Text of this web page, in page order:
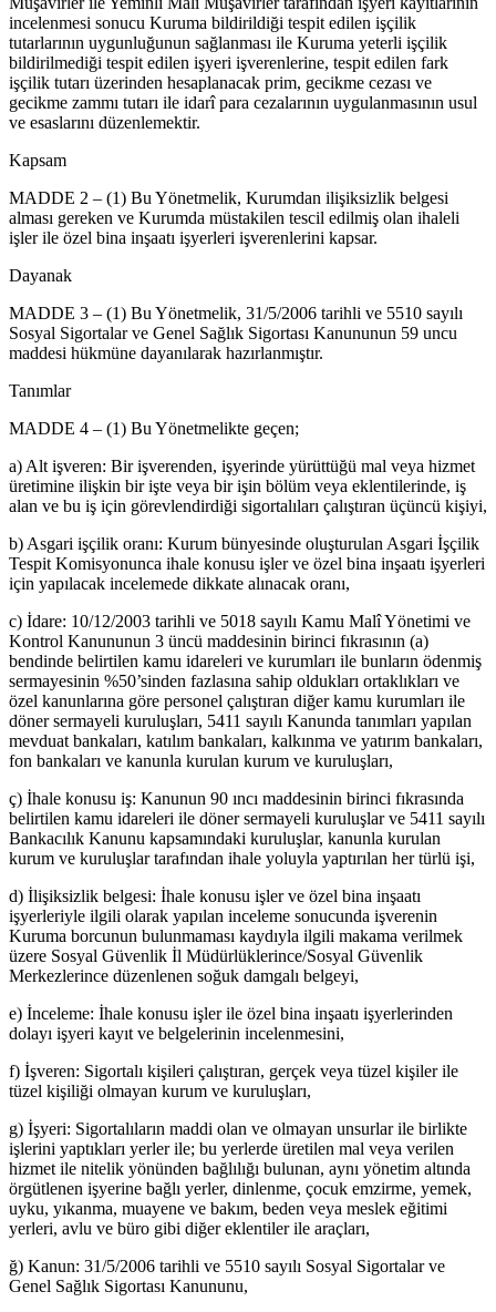
incelenmesi sonucu Kuruma bildirildiği tespit edilen işçilik
tutarlarının uygunluğunun sağlanması ile Kuruma yeterli işçilik
bildirilmediği tespit edilen işyeri işverenlerine, tespit edilen fark
işçilik tutarı üzerinden hesaplanacak prim, gecikme cezası ve
gecikme zammı tutarı ile idarî para cezalarının uygulanmasının usul
ve esaslarını düzenlemektir.
Kapsam
MADDE 2 – (1) Bu Yönetmelik, Kurumdan ilişiksizlik belgesi
alması gereken ve Kurumda müstakilen tescil edilmiş olan ihaleli
işler ile özel bina inşaatı işyerleri işverenlerini kapsar.
Dayanak
MADDE 3 – (1) Bu Yönetmelik, 31/5/2006 tarihli ve 5510 sayılı
Sosyal Sigortalar ve Genel Sağlık Sigortası Kanununun 59 uncu
maddesi hükmüne dayanılarak hazırlanmıştır.
Tanımlar
MADDE 4 – (1) Bu Yönetmelikte geçen;
a) Alt işveren: Bir işverenden, işyerinde yürüttüğü mal veya hizmet
üretimine ilişkin bir işte veya bir işin bölüm veya eklentilerinde, iş
alan ve bu iş için görevlendirdiği sigortalıları çalıştıran üçüncü kişiyi,
b) Asgari işçilik oranı: Kurum bünyesinde oluşturulan Asgari İşçilik
Tespit Komisyonunca ihale konusu işler ve özel bina inşaatı işyerleri
için yapılacak incelemede dikkate alınacak oranı,
c) İdare: 10/12/2003 tarihli ve 5018 sayılı Kamu Malî Yönetimi ve
Kontrol Kanununun 3 üncü maddesinin birinci fıkrasının (a)
bendinde belirtilen kamu idareleri ve kurumları ile bunların ödenmiş
sermayesinin %50’sinden fazlasına sahip oldukları ortaklıkları ve
özel kanunlarına göre personel çalıştıran diğer kamu kurumları ile
döner sermayeli kuruluşları, 5411 sayılı Kanunda tanımları yapılan
mevduat bankaları, katılım bankaları, kalkınma ve yatırım bankaları,
fon bankaları ve kanunla kurulan kurum ve kuruluşları,
ç) İhale konusu iş: Kanunun 90 ıncı maddesinin birinci fıkrasında
belirtilen kamu idareleri ile döner sermayeli kuruluşlar ve 5411 sayılı
Bankacılık Kanunu kapsamındaki kuruluşlar, kanunla kurulan
kurum ve kuruluşlar tarafından ihale yoluyla yaptırılan her türlü işi,
d) İlişiksizlik belgesi: İhale konusu işler ve özel bina inşaatı
işyerleriyle ilgili olarak yapılan inceleme sonucunda işverenin
Kuruma borcunun bulunmaması kaydıyla ilgili makama verilmek
üzere Sosyal Güvenlik İl Müdürlüklerince/Sosyal Güvenlik
Merkezlerince düzenlenen soğuk damgalı belgeyi,
e) İnceleme: İhale konusu işler ile özel bina inşaatı işyerlerinden
dolayı işyeri kayıt ve belgelerinin incelenmesini,
f) İşveren: Sigortalı kişileri çalıştıran, gerçek veya tüzel kişiler ile
tüzel kişiliği olmayan kurum ve kuruluşları,
g) İşyeri: Sigortalıların maddi olan ve olmayan unsurlar ile birlikte
işlerini yaptıkları yerler ile; bu yerlerde üretilen mal veya verilen
hizmet ile nitelik yönünden bağlılığı bulunan, aynı yönetim altında
örgütlenen işyerine bağlı yerler, dinlenme, çocuk emzirme, yemek,
uyku, yıkanma, muayene ve bakım, beden veya meslek eğitimi
yerleri, avlu ve büro gibi diğer eklentiler ile araçları,
ğ) Kanun: 31/5/2006 tarihli ve 5510 sayılı Sosyal Sigortalar ve
Genel Sağlık Sigortası Kanununu,